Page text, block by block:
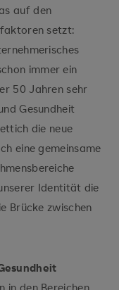
auf den
setzt:
immer ein
50 Jahren sehr
Gesundheit
die neue
eine gemeinsame
Identität die
Brücke zwischen
in den Bereichen